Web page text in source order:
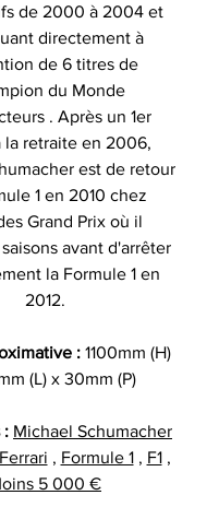
de 2000 à 2004 et
directement à
de 6 titres de
du Monde
. Après un 1er
la retraite en 2006,
est de retour
1 en 2010 chez
Grand Prix où il
avant d'arrêter
la Formule 1 en
2012.
: 1100mm (H)
(L) x 30mm (P)
: Michael Schumacher
, Formule 1, F1,
5 000 €